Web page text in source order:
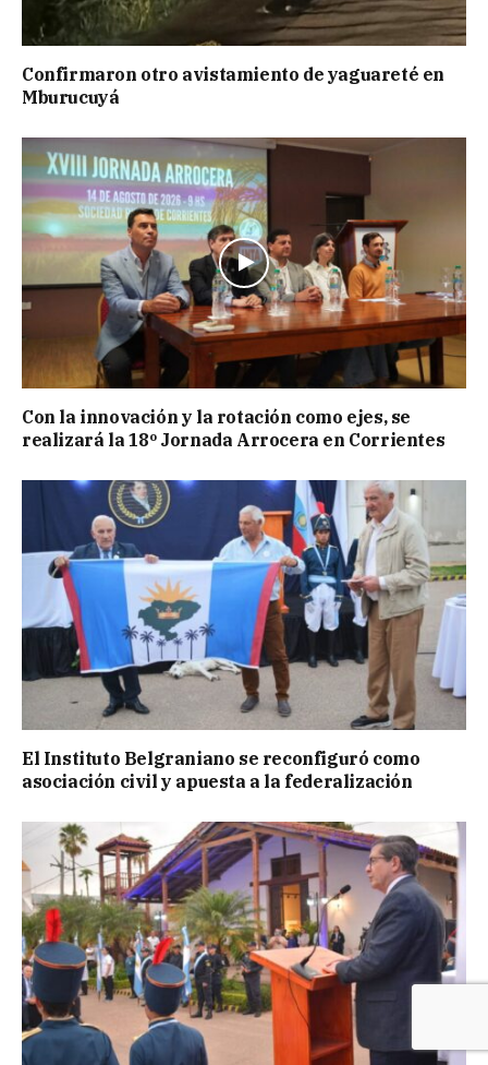
Confirmaron otro avistamiento de yaguareté en
Mburucuyá
Con la innovación y la rotación como ejes, se
realizará la 18º Jornada Arrocera en Corrientes
El Instituto Belgraniano se reconfiguró como
asociación civil y apuesta a la federalización